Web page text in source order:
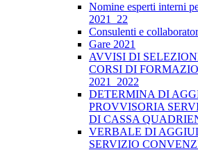
Nomine esperti interni
2021_22
Consulenti e
Gare 2021
AVVISI DI
CORSI DI
2021_2022
DETERMINA DI
PROVVISORIA
DI CASSA
VERBALE DI
SERVIZIO